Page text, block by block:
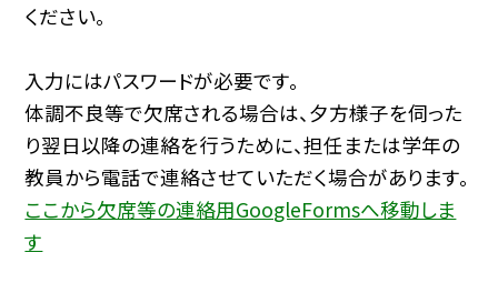
ください。
入力にはパスワードが必要です。
体調不良等で欠席される場合は、夕方様子を伺った
り翌日以降の連絡を行うために、担任または学年の
教員から電話で連絡させていただく場合があります。
ここから欠席等の連絡用GoogleFormsへ移動しま
す